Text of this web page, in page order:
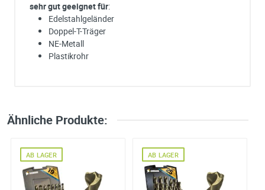
sehr gut geeignet für:
Edelstahlgeländer
Doppel-T-Träger
NE-Metall
Plastikrohr
Bitte unterbreiten Sie mir ein Angebot:
Bitte teilen Sie uns die gewünschte Menge mit
Ähnliche Produkte:
AB LAGER AB LAGER